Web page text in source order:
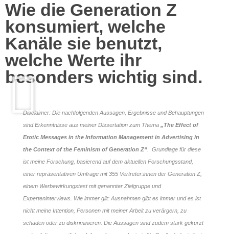
Wie die Generation Z
konsumiert, welche
Kanäle sie benutzt,
welche Werte ihr
besonders wichtig sind.
Disclaimer: Die nachfolgenden Aussagen, Ergebnisse und Behauptungen
sind Erkenntnisse aus meiner Dissertation zum Thema „The Effect of
Erotic Messages in the Information Management in Advertising in
the Context of the Feminism of Generation Z“ . Grundlage für diese
ist meine Forschung, basierend auf dem aktuellen Forschungsstand,
einer repräsentativen Umfrage mit 355 Vertreter:innen der Generation Z,
einem Werbewirkungstest mit genannter Zielgruppe und
Experteninterviews. Wie immer gilt: Ausnahmen gibt es immer und es ist
nicht meine Intention, Personen mit meiner Arbeit zu verärgern, zu
schaden oder zu diskriminieren. Die Aussagen sind zudem stark gekürzt